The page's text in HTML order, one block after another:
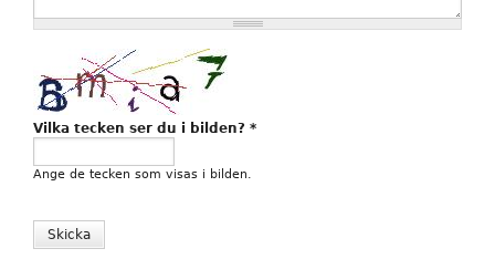
Vilka tecken ser du i bilden? *
Ange de tecken som visas i bilden.